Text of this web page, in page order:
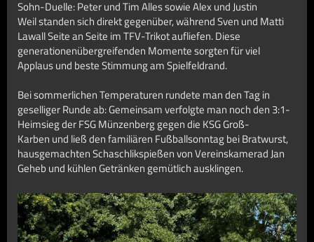
Sohn-Duelle: Peter und Tim Alles sowie Alex und Justin
Weil standen sich direkt gegenüber, während Sven und Matti
Lawall Seite an Seite im TFV-Trikot aufliefen. Diese
generationenübergreifenden Momente sorgten für viel
Applaus und beste Stimmung am Spielfeldrand.
Bei sommerlichen Temperaturen rundete man den Tag in
geselliger Runde ab: Gemeinsam verfolgte man noch den 3:1-
Heimsieg der FSG Münzenberg gegen die KSG Groß-
Karben und ließ den familiären Fußballsonntag bei Bratwurst,
hausgemachten Schaschlikspießen von Vereinskamerad Jan
Geheb und kühlen Getränken gemütlich ausklingen.